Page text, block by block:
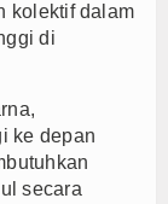
kolektif dalam
di
ke depan
secara